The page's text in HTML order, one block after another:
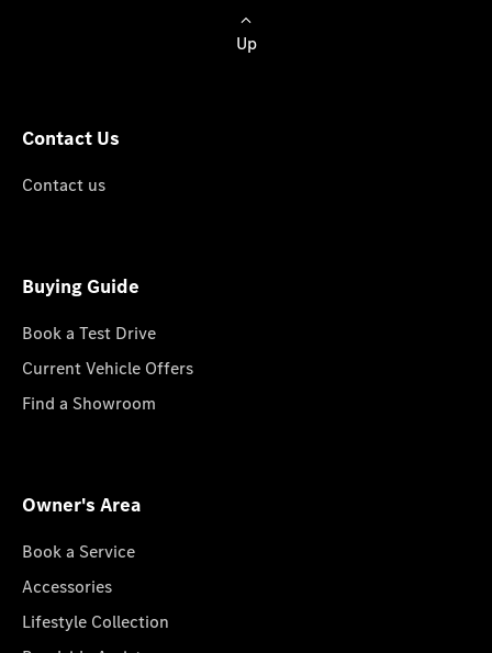
Up
Contact Us
Contact us
Buying Guide
Book a Test Drive
Current Vehicle Offers
Find a Showroom
Owner's Area
Book a Service
Accessories
Lifestyle Collection